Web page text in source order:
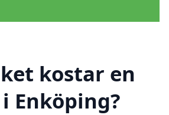
kostar en
Enköping?